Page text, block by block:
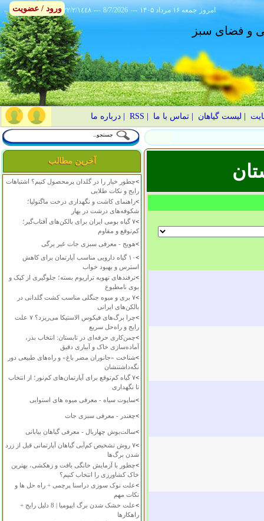
٢٢/٢/١٤٤٨ --- 8/7/2026 --- ۱۴۰۵ جمعه ۱۶ مرداد امروز
و فضای سبز
لیست گیاهان |تماس با ما RSS
|درباره ما
آخرین مطالب
>چطور خیار را در گلدان پرمحصول کنیم؟ اشتباهات
رایج و نکات طلایی
>راهنمای کاشت و نگهداری درخت ماگنولیا؛
شکوفه‌های درشت در بهار
>
۷ گیاه بومی ایران برای بالکن‌های آفتاب‌گیر؛
کم‌توقع و مقاوم
>هویج - معرفی سبزی جات غیر برگی
>
۱۰ گیاه دارویی مناسب آپارتمان برای کاهش
استرس و بهبود خواب
>ترفندهای تهویه تراریوم بسته؛ جلوگیری از کپک و
بوی نامطبوع
>
۷ بری و میوه جنگلی مناسب کشت گلدانی در
بالکن‌های ایرانی
>
چرا برگ‌های فیکوس الاستیکا می‌ریزد؟ ۷ علت
رایج و راه‌حل سریع
>چمن‌کاری حرفه‌ای در تابستان: انتخاب بذر،
آماده‌سازی خاک و آبیاری دقیق
>شناخت «جانوران مضر باغ» و راه‌های طبیعی دور
نگه‌داشتنشان
>
۷ گیاه کم‌توقع برای آپارتمان‌های کم‌نور؛ از انتخاب
تا نگهداری
>ساپوت سیاه - معرفی میوه های استوایی
>چغندر - معرفی سبزی جات
>سالت‌بوش چهاربال - معرفی گیاهان بیابانی
>
۷ روش تشخیص کم‌آبی گیاهان آپارتمانی قبل از زرد
شدن برگ‌ها
>چطور با آزمایش خانگی بافت و زهکشی، بهترین
خاک کشاورزی را انتخاب کنیم؟
>علت نوک سوزی دراسنا پرچمی + راه حل ها و
نکات مهم
>
علت خشک شدن برگ ایپومیا | 8 دلیل رایج +
راهکارها
ورود / عضویت